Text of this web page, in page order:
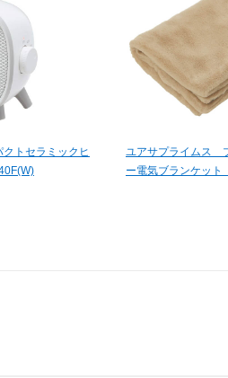
トセラミックヒ
ユアサプライムス
ー電気ブランケッ